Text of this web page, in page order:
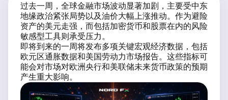
过去一周，全球金融市场波动显著加剧，主要受中东
地缘政治紧张局势以及油价大幅上涨推动。作为避险
资产的美元走强，而包括加密货币和股票在内的风险
敏感型工具则承受压力。
即将到来的一周将发布多项关键宏观经济数据，包括
欧元区通胀数据和美国劳动力市场报告。这些指标可
能会对市场对欧洲央行和美联储未来货币政策的预期
产生重大影响。